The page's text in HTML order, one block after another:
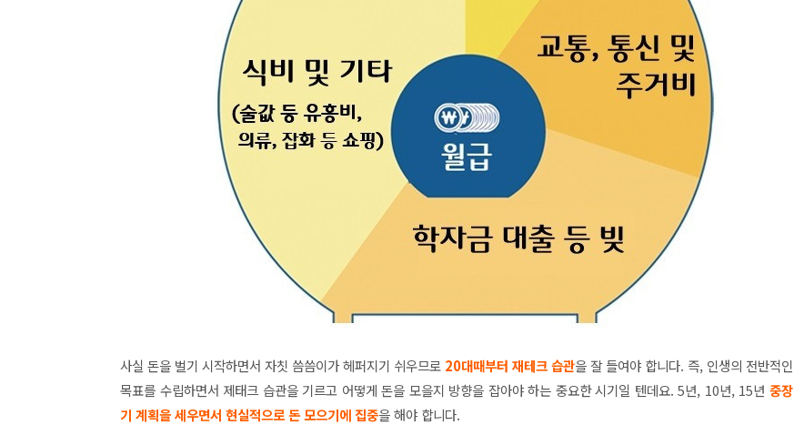
사실 돈을 벌기 시작하면서 자칫 씀씀이가 헤퍼지기 쉬우므로 20대때부터 재테크 습관을 잘 들여야 합니다. 즉, 인생의 전반적인
목표를 수립하면서 제태크 습관을 기르고 어떻게 돈을 모을지 방향을 잡아야 하는 중요한 시기일 텐데요. 5년, 10년, 15년중장
기 계획을 세우면서 현실적으로 돈 모으기에 집중을 해야 합니다.